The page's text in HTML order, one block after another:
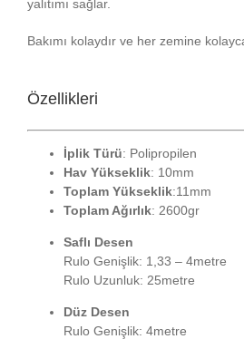
yalıtımı sağlar.
Bakımı kolaydır ve her zemine
Özellikleri
İplik Türü: Polipropilen
Hav Yükseklik: 10mm
Toplam Yükseklik:11mm
Toplam Ağırlık: 2600gr
Saflı Desen
Rulo Genişlik: 1,33 – 4metre
Rulo Uzunluk: 25metre
Düz Desen
Rulo Genişlik: 4metre